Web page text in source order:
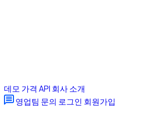
데모 가격 API 회사 소개
영업팀 문의 로그인 회원가입